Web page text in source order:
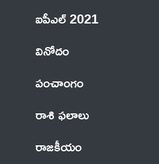
ఐపీఎల్ 2021
వినోదం
పంచాంగం
రాశి ఫలాలు
రాజకీయం